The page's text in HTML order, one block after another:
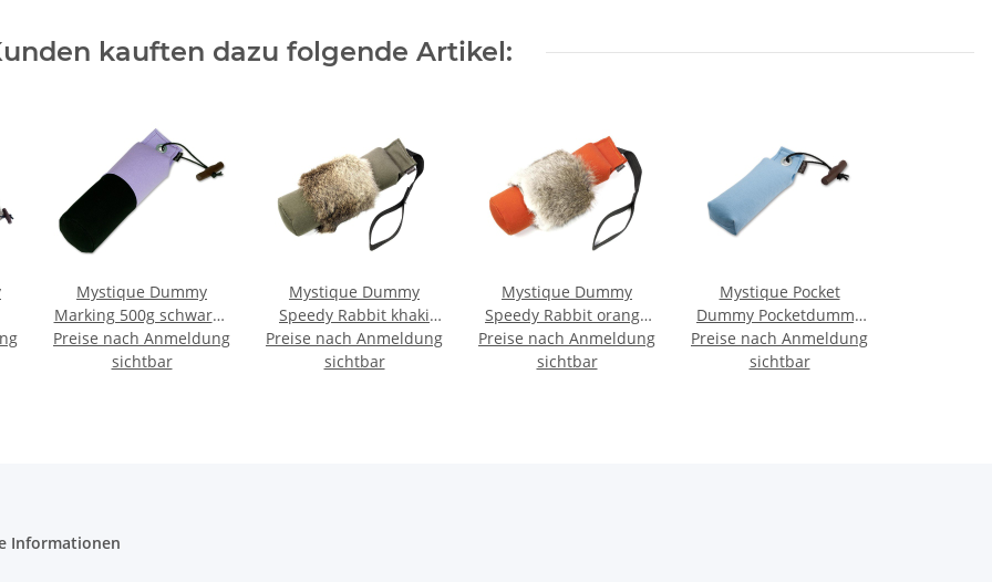
kauften dazu folgende Artikel:
Mystique Dummy
Marking 500g schwarz /
lila
Preise nach Anmeldung
sichtbar
Mystique Dummy
Speedy Rabbit khaki
mit Fell 500g
Preise nach Anmeldung
sichtbar
Mystique Dummy
Speedy Rabbit orange
mit Fell 500g
Preise nach Anmeldung
sichtbar
Mystique Pocket
Dummy Pocketdummy
hellblau 150g
Preise nach Anmeldung
sichtbar
Informationen